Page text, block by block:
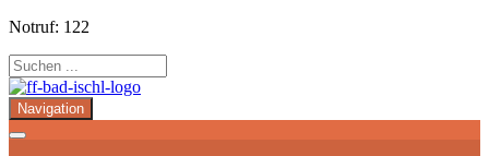
Notruf: 122
Navigation